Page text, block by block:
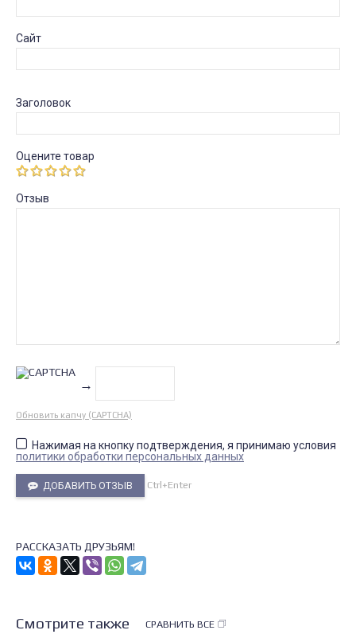
Сайт
Заголовок
Оцените товар
Отзыв
→
Обновить капчу (CAPTCHA)
Нажимая на кнопку подтверждения, я принимаю условия
политики обработки персональных данных
ДОБАВИТЬ ОТЗЫВ Ctrl+Enter
РАССКАЗАТЬ ДРУЗЬЯМ!
Смотрите также СРАВНИТЬ ВСЕ